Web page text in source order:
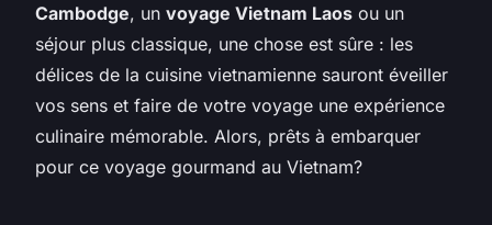
Cambodge, un voyage Vietnam Laos ou un
séjour plus classique, une chose est sûre : les
délices de la cuisine vietnamienne sauront éveiller
vos sens et faire de votre voyage une expérience
culinaire mémorable. Alors, prêts à embarquer
pour ce voyage gourmand au Vietnam?